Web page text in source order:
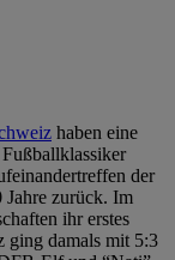
haben eine
der
Jahre zurück. Im
ihr erstes
ging damals mit 5:3